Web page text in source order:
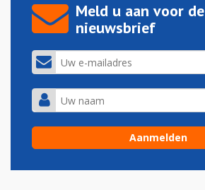
Meld u aan voor de
nieuwsbrief